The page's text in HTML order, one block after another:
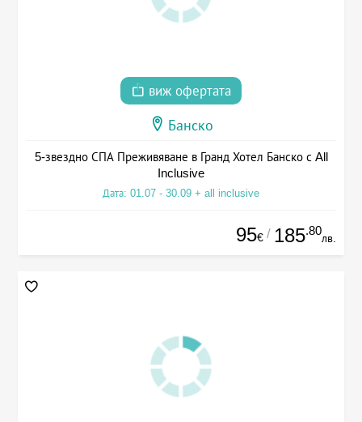
виж офертата
Банско
5-звездно СПА Преживяване в Гранд Хотел Банско с All
Inclusive
Дата: 01.07 - 30.09 + all inclusive
95€ / 185.80
лв.